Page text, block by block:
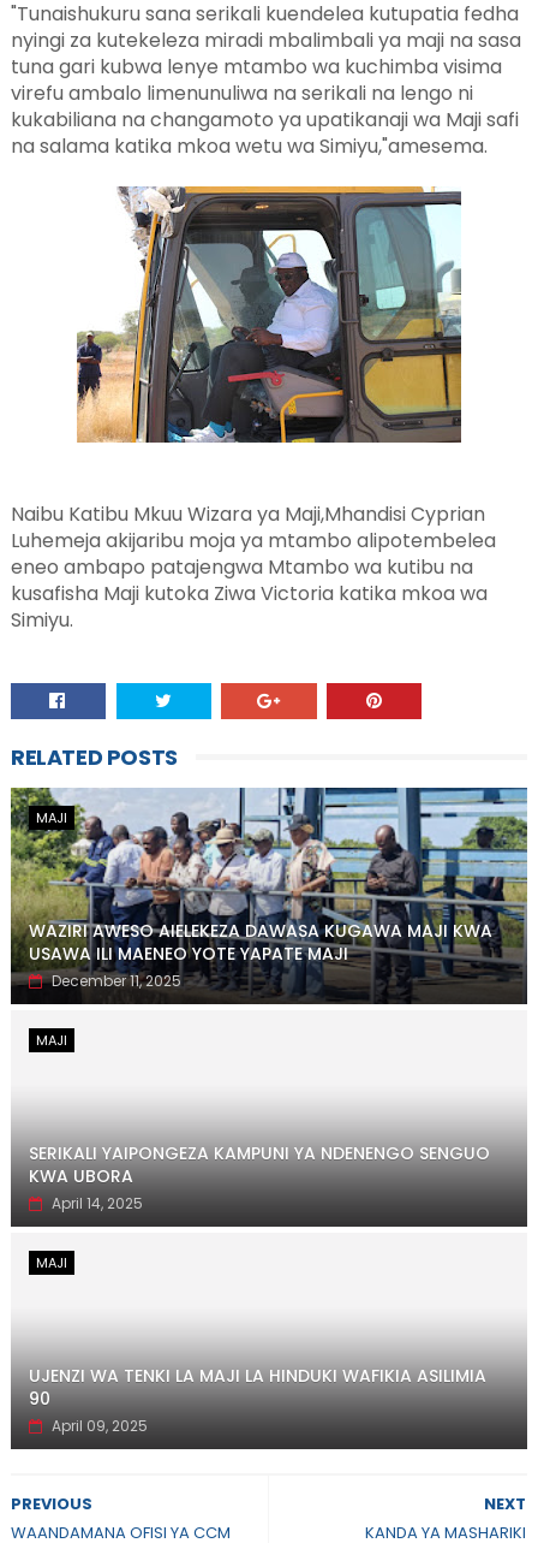
"Tunaishukuru sana serikali kuendelea kutupatia fedha
nyingi za kutekeleza miradi mbalimbali ya maji na sasa
tuna gari kubwa lenye mtambo wa kuchimba visima
virefu ambalo limenunuliwa na serikali na lengo ni
kukabiliana na changamoto ya upatikanaji wa Maji safi
na salama katika mkoa wetu wa Simiyu,"amesema.
Naibu Katibu Mkuu Wizara ya Maji,Mhandisi Cyprian
Luhemeja akijaribu moja ya mtambo alipotembelea
eneo ambapo patajengwa Mtambo wa kutibu na
kusafisha Maji kutoka Ziwa Victoria katika mkoa wa
Simiyu.
RELATED POSTS
MAJI
WAZIRI AWESO AIELEKEZA DAWASA KUGAWA MAJI KWA
USAWA ILI MAENEO YOTE YAPATE MAJI
December 11, 2025
MAJI
SERIKALI YAIPONGEZA KAMPUNI YA NDENENGO SENGUO
KWA UBORA
April 14, 2025
MAJI
UJENZI WA TENKI LA MAJI LA HINDUKI WAFIKIA ASILIMIA
90
April 09, 2025
NEXT
KANDA YA MASHARIKI
PREVIOUS
WAANDAMANA OFISI YA CCM